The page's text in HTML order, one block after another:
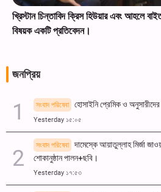
খ্রিস্টান চিন্তাবিদ ক্রিস হিউয়ার এবং আহলে
বিষয়ক একটি প্রতিবেদন।
জনপ্রিয়
সংবাদ পরিষেবা হোসাইনি প্রেমিক ও
Yesterday ১৫:০৫
সংবাদ পরিষেবা
দামেস্কে আয়াতুল্লাহ মির্জা
শোকানুষ্ঠান পালন+ছবি।
Yesterday ১৭:৫৩